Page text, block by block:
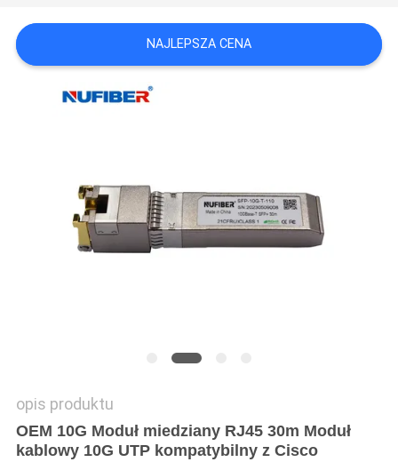
AKTUALNOŚCI
POPROSIĆ
SITEMAP
NAJLEPSZA CENA
opis produktu
OEM 10G Moduł miedziany RJ45 30m Moduł
kablowy 10G UTP kompatybilny z Cisco